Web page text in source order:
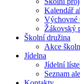
Kalendář
Výchovné
Žákovský
Školní družina
Akce
Jídelna
Jídelní
Seznam